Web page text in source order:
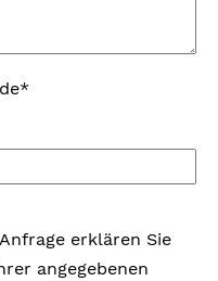
erklären Sie
angegebenen